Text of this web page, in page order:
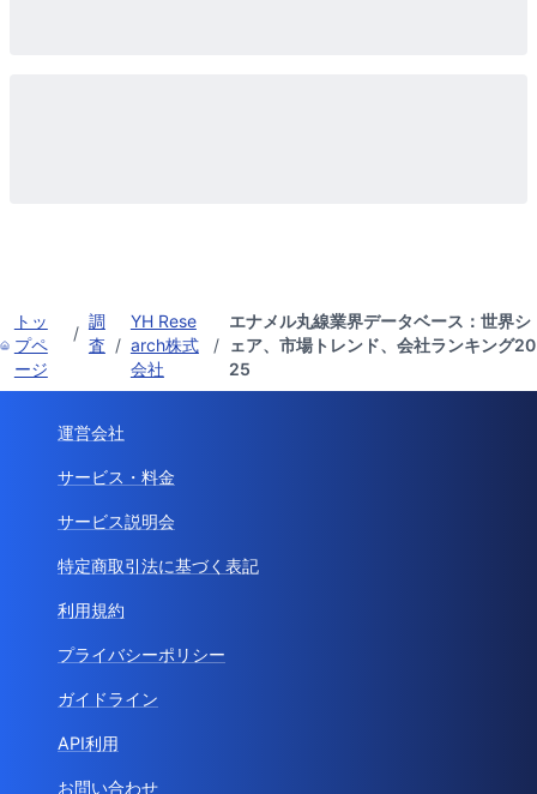
トッ
プペ
ージ
/
調
査 /
YH Rese
arch株式
会社
/
エナメル丸線業界データベース：世界シ
ェア、市場トレンド、会社ランキング20
25
運営会社
サービス・料金
サービス説明会
特定商取引法に基づく表記
利用規約
プライバシーポリシー
ガイドライン
API利用
お問い合わせ